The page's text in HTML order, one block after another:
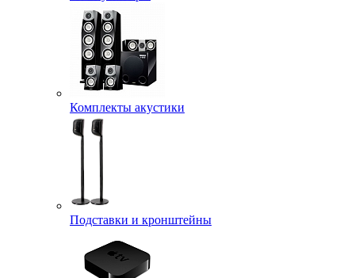
Комплекты акустики
Подставки и кронштейны